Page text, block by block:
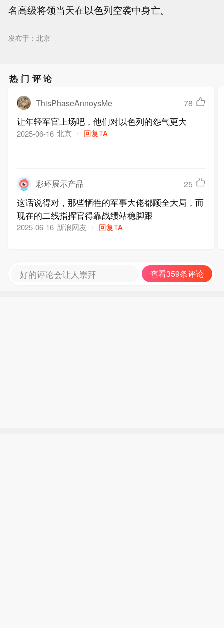
名高级将领当天在以色列空袭中身亡。
发布于：北京
热门评论
ThisPhaseAnnoysMe 78
让年轻军官上场吧，他们对以色列的怨气更大
2025-06-16 北京 回复TA
彩环展示产品 25
这话说得对，那些牺牲的军事大佬都顾全大局，而
现在的二线指挥官得靠战绩站稳脚跟
2025-06-16 新浪网友 回复TA
好的评论会让人崇拜 查看359条评论